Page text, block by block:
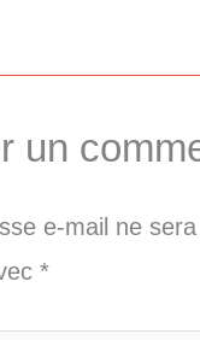
un
e-mail ne
*